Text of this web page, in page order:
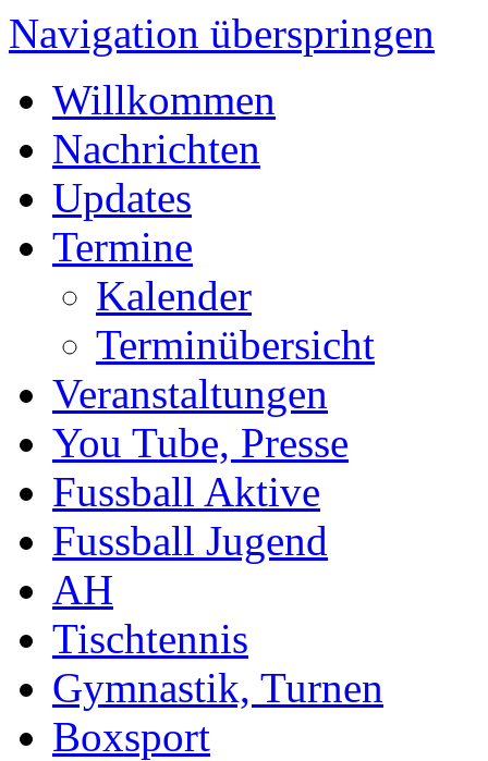
Navigation überspringen
Willkommen
Nachrichten
Updates
Termine
Kalender
Terminübersicht
Veranstaltungen
You Tube, Presse
Fussball Aktive
Fussball Jugend
AH
Tischtennis
Gymnastik, Turnen
Boxsport